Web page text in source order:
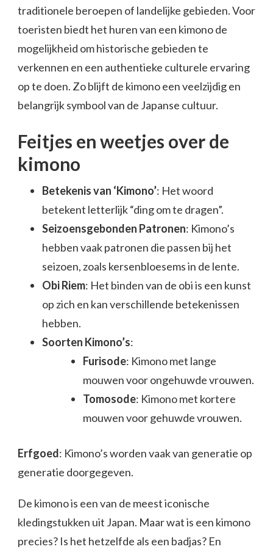
traditionele beroepen of landelijke gebieden. Voor
toeristen biedt het huren van een kimono de
mogelijkheid om historische gebieden te
verkennen en een authentieke culturele ervaring
op te doen. Zo blijft de kimono een veelzijdig en
belangrijk symbool van de Japanse cultuur.
Feitjes en weetjes over de
kimono
Betekenis van ‘Kimono’: Het woord
betekent letterlijk “ding om te dragen”.
Seizoensgebonden Patronen: Kimono’s
hebben vaak patronen die passen bij het
seizoen, zoals kersenbloesems in de lente.
Obi Riem: Het binden van de obi is een kunst
op zich en kan verschillende betekenissen
hebben.
Soorten Kimono’s:
Furisode: Kimono met lange
mouwen voor ongehuwde vrouwen.
Tomosode: Kimono met kortere
mouwen voor gehuwde vrouwen.
Erfgoed: Kimono’s worden vaak van generatie op
generatie doorgegeven.
De kimono is een van de meest iconische
kledingstukken uit Japan. Maar wat is een kimono
precies? Is het hetzelfde als een badjas? En